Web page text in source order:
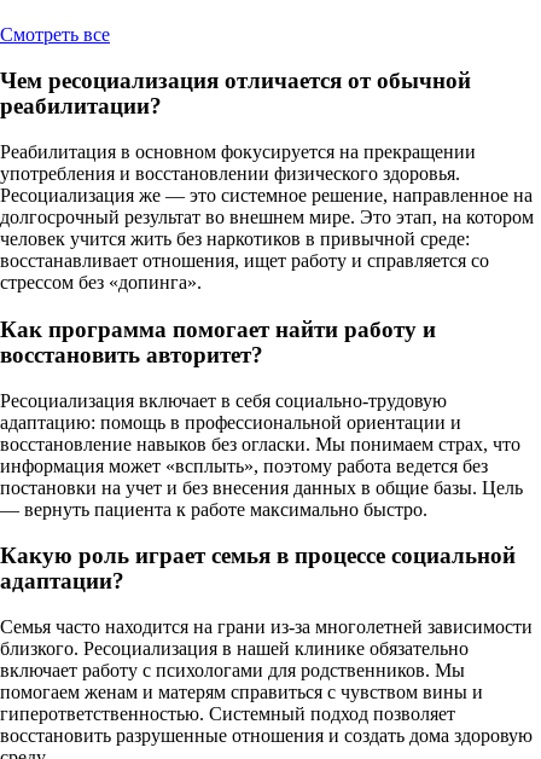
Cмотреть все
Чем ресоциализация отличается от обычной
реабилитации?
Реабилитация в основном фокусируется на прекращении
употребления и восстановлении физического здоровья.
Ресоциализация же — это системное решение, направленное на
долгосрочный результат во внешнем мире. Это этап, на котором
человек учится жить без наркотиков в привычной среде:
восстанавливает отношения, ищет работу и справляется со
стрессом без «допинга».
Как программа помогает найти работу и
восстановить авторитет?
Ресоциализация включает в себя социально-трудовую
адаптацию: помощь в профессиональной ориентации и
восстановление навыков без огласки. Мы понимаем страх, что
информация может «всплыть», поэтому работа ведется без
постановки на учет и без внесения данных в общие базы. Цель
— вернуть пациента к работе максимально быстро.
Какую роль играет семья в процессе социальной
адаптации?
Семья часто находится на грани из-за многолетней зависимости
близкого. Ресоциализация в нашей клинике обязательно
включает работу с психологами для родственников. Мы
помогаем женам и матерям справиться с чувством вины и
гиперответственностью. Системный подход позволяет
восстановить разрушенные отношения и создать дома здоровую